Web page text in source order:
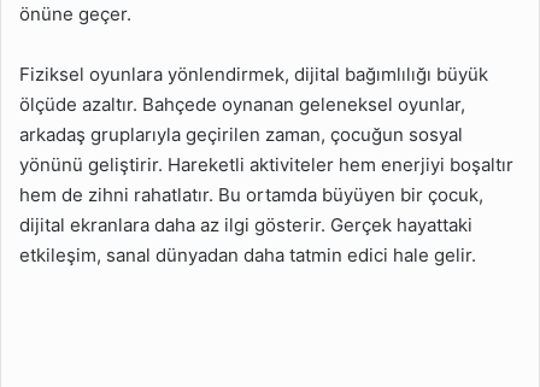
önüne geçer.
Fiziksel oyunlara yönlendirmek, dijital bağımlılığı büyük
ölçüde azaltır. Bahçede oynanan geleneksel oyunlar,
arkadaş gruplarıyla geçirilen zaman, çocuğun sosyal
yönünü geliştirir. Hareketli aktiviteler hem enerjiyi boşaltır
hem de zihni rahatlatır. Bu ortamda büyüyen bir çocuk,
dijital ekranlara daha az ilgi gösterir. Gerçek hayattaki
etkileşim, sanal dünyadan daha tatmin edici hale gelir.